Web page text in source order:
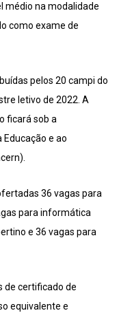
médio na modalidade
como exame de
pelos 20 campi do
letivo de 2022. A
ficará sob a
Educação e ao
36 vagas para
para informática
e 36 vagas para
de certificado de
equivalente e